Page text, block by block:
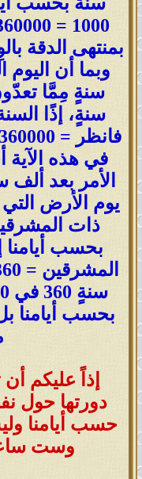
بمنتهى الدقة
وبما أن اليوم
سنةٍ مِمَّا
سنةٍ، إذًا
في هذه الآية
الأمر بعد
يوم الأرض
ذات
بحسب أيامنا
بحسب أيامنا
إذاً عليكم
وست